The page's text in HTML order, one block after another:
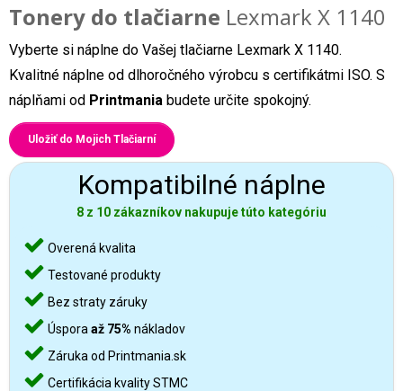
Tonery do tlačiarne Lexmark X 1140
Vyberte si náplne do Vašej tlačiarne Lexmark X 1140.
Kvalitné náplne od dlhoročného výrobcu s certifikátmi ISO. S
náplňami od Printmania budete určite spokojný.
Uložiť do Mojich Tlačiarní
Kompatibilné náplne
8 z 10 zákazníkov nakupuje túto kategóriu
Overená kvalita
Testované produkty
Bez straty záruky
Úspora až 75% nákladov
Záruka od Printmania.sk
Certifikácia kvality STMC